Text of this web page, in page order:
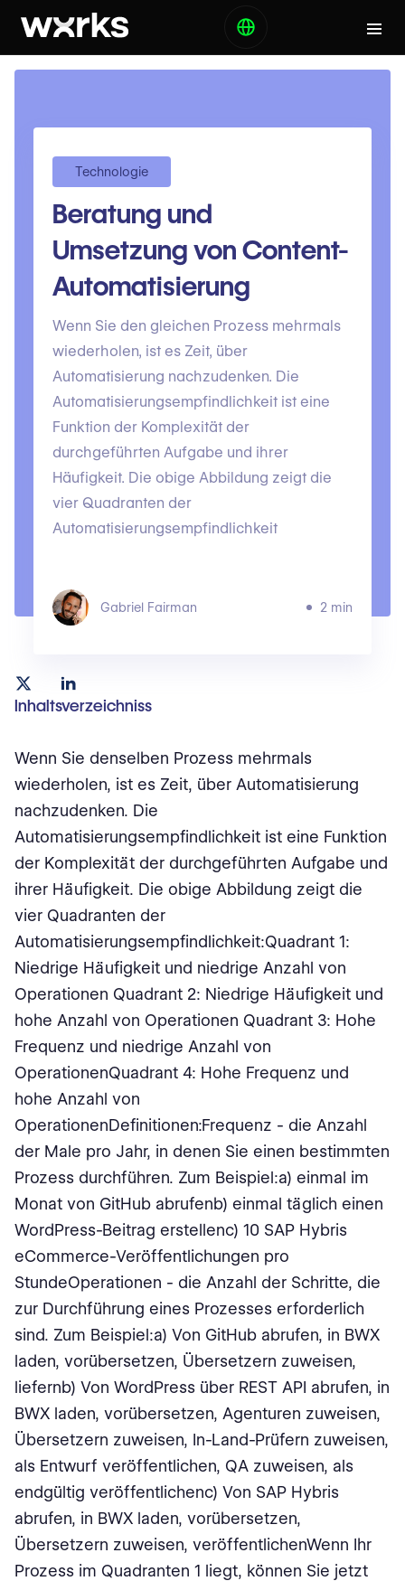
Technologie
Beratung und
Umsetzung von Content-
Automatisierung
Wenn Sie den gleichen Prozess mehrmals
wiederholen, ist es Zeit, über
Automatisierung nachzudenken. Die
Automatisierungsempfindlichkeit ist eine
Funktion der Komplexität der
durchgeführten Aufgabe und ihrer
Häufigkeit. Die obige Abbildung zeigt die
vier Quadranten der
Automatisierungsempfindlichkeit
Gabriel Fairman 2 min
Inhaltsverzeichniss
Wenn Sie denselben Prozess mehrmals
wiederholen, ist es Zeit, über Automatisierung
nachzudenken. Die
Automatisierungsempfindlichkeit ist eine Funktion
der Komplexität der durchgeführten Aufgabe und
ihrer Häufigkeit. Die obige Abbildung zeigt die
vier Quadranten der
Automatisierungsempfindlichkeit:Quadrant 1:
Niedrige Häufigkeit und niedrige Anzahl von
Operationen Quadrant 2: Niedrige Häufigkeit und
hohe Anzahl von Operationen Quadrant 3: Hohe
Frequenz und niedrige Anzahl von
OperationenQuadrant 4: Hohe Frequenz und
hohe Anzahl von
OperationenDefinitionen:Frequenz - die Anzahl
der Male pro Jahr, in denen Sie einen bestimmten
Prozess durchführen. Zum Beispiel:a) einmal im
Monat von GitHub abrufenb) einmal täglich einen
WordPress-Beitrag erstellenc) 10 SAP Hybris
eCommerce-Veröffentlichungen pro
StundeOperationen - die Anzahl der Schritte, die
zur Durchführung eines Prozesses erforderlich
sind. Zum Beispiel:a) Von GitHub abrufen, in BWX
laden, vorübersetzen, Übersetzern zuweisen,
liefernb) Von WordPress über REST API abrufen, in
BWX laden, vorübersetzen, Agenturen zuweisen,
Übersetzern zuweisen, In-Land-Prüfern zuweisen,
als Entwurf veröffentlichen, QA zuweisen, als
endgültig veröffentlichenc) Von SAP Hybris
abrufen, in BWX laden, vorübersetzen,
Übersetzern zuweisen, veröffentlichenWenn Ihr
Prozess im Quadranten 1 liegt, können Sie jetzt